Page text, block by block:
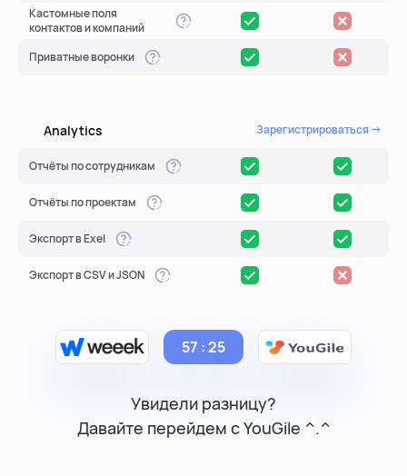
Кастомные поля
контактов и компаний
Приватные воронки
Analytics Зарегистрироваться →
Отчёты по сотрудникам
Отчёты по проектам
Экспорт в Exel
Экспорт в CSV и JSON
57 : 25
Увидели разницу?
Давайте перейдем с YouGile ^.^